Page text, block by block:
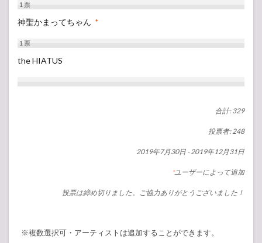
1票
神聖かまってちゃん *
1票
the HIATUS
合計: 329
投票者: 248
2019年7月30日 -2019年12月31日
*ユーザーによって追加
投票は締め切りました。ご協力ありがとうございました！
※複数選択可・アーティストは追加することができます。